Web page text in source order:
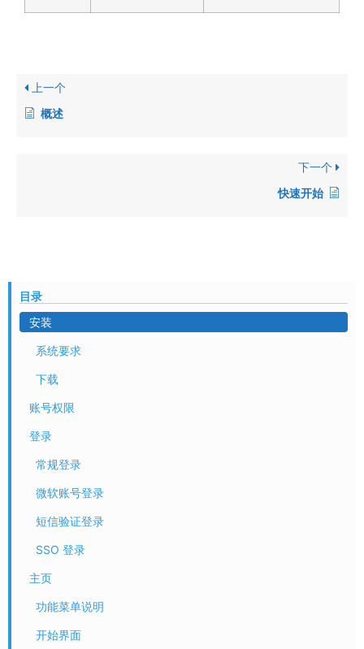
上一个
概述
下一个
快速开始
目录
安装
系统要求
下载
账号权限
登录
常规登录
微软账号登录
短信验证登录
SSO 登录
主页
功能菜单说明
开始界面